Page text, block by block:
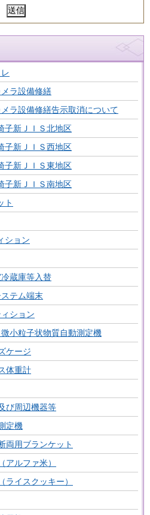
ラ設備修繕
ラ設備修繕告示取消について
子新ＪＩＳ北地区
子新ＪＩＳ西地区
子新ＪＩＳ東地区
子新ＪＩＳ南地区
ト
ション
蔵庫等入替
テム端末
ション
小粒子状物質自動測定機
ケージ
体重計
び周辺機器等
定機
両用ブランケット
アルファ米）
イスクッキー）